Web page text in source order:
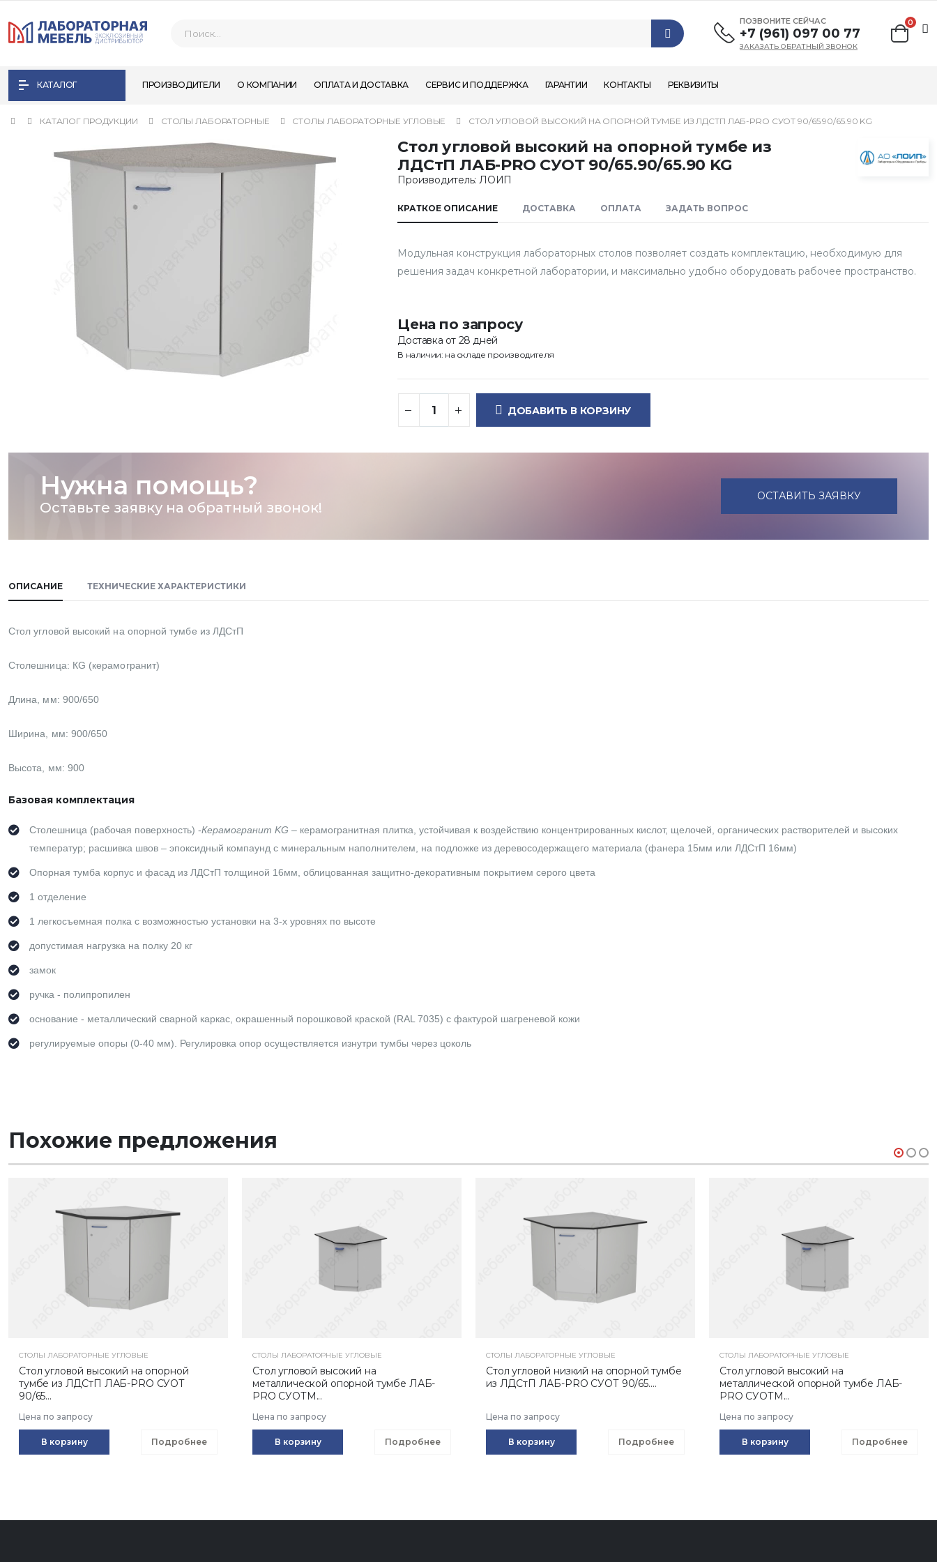
ПОЗВОНИТЕ СЕЙЧАС
+7 (961) 097 00 77
ЗАКАЗАТЬ ОБРАТНЫЙ ЗВОНОК
0
КАТАЛОГ ПРОИЗВОДИТЕЛИ О КОМПАНИИ ОПЛАТА И ДОСТАВКА СЕРВИС И ПОДДЕРЖКА ГАРАНТИИ КОНТАКТЫ РЕКВИЗИТЫ
КАТАЛОГ ПРОДУКЦИИ СТОЛЫ ЛАБОРАТОРНЫЕ СТОЛЫ ЛАБОРАТОРНЫЕ УГЛОВЫЕ СТОЛ УГЛОВОЙ ВЫСОКИЙ НА ОПОРНОЙ ТУМБЕ ИЗ ЛДСТП ЛАБ-PRO СУОТ 90/65.90/65.90 KG
Стол угловой высокий на опорной тумбе из
ЛДСтП ЛАБ-PRO СУОТ 90/65.90/65.90 KG
Производитель: ЛОИП
КРАТКОЕ ОПИСАНИЕ ДОСТАВКА ОПЛАТА ЗАДАТЬ ВОПРОС
Модульная конструкция лабораторных столов позволяет создать комплектацию, необходимую для
решения задач конкретной лаборатории, и максимально удобно оборудовать рабочее пространство.
Цена по запросу
Доставка от 28 дней
В наличии: на складе производителя
ДОБАВИТЬ В КОРЗИНУ
Нужна помощь?
Оставьте заявку на обратный звонок!
ОСТАВИТЬ ЗАЯВКУ
ОПИСАНИЕ ТЕХНИЧЕСКИЕ ХАРАКТЕРИСТИКИ
Стол угловой высокий на опорной тумбе из ЛДСтП
Столешница: КG (керамогранит)
Длина, мм: 900/650
Ширина, мм: 900/650
Высота, мм: 900
Базовая комплектация
Столешница (рабочая поверхность) -Керамогранит KG – керамогранитная плитка, устойчивая к воздействию концентрированных кислот, щелочей, органических растворителей и высоких
температур; расшивка швов – эпоксидный компаунд с минеральным наполнителем, на подложке из деревосодержащего материала (фанера 15мм или ЛДСтП 16мм)
Опорная тумба корпус и фасад из ЛДСтП толщиной 16мм, облицованная защитно-декоративным покрытием серого цвета
1 отделение
1 легкосъемная полка с возможностью установки на 3-х уровнях по высоте
допустимая нагрузка на полку 20 кг
замок
ручка - полипропилен
основание - металлический сварной каркас, окрашенный порошковой краской (RAL 7035) c фактурой шагреневой кожи
регулируемые опоры (0-40 мм). Регулировка опор осуществляется изнутри тумбы через цоколь
Похожие предложения
СТОЛЫ ЛАБОРАТОРНЫЕ УГЛОВЫЕ
Стол угловой высокий на опорной
тумбе из ЛДСтП ЛАБ-PRO СУОТ
90/65...
Цена по запросу
В корзину Подробнее
СТОЛЫ ЛАБОРАТОРНЫЕ УГЛОВЫЕ
Стол угловой высокий на
металлической опорной тумбе ЛАБ-
PRO СУОТМ...
Цена по запросу
В корзину Подробнее
СТОЛЫ ЛАБОРАТОРНЫЕ УГЛОВЫЕ
Стол угловой низкий на опорной тумбе
из ЛДСтП ЛАБ-PRO СУОТ 90/65....
Цена по запросу
В корзину Подробнее
СТОЛЫ ЛАБОРАТОРНЫЕ УГЛОВЫЕ
Стол угловой высокий на
металлической опорной тумбе ЛАБ-
PRO СУОТМ...
Цена по запросу
В корзину Подробнее